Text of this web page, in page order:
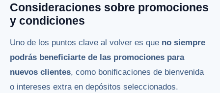
Consideraciones sobre promociones
y condiciones
Uno de los puntos clave al volver es que no siempre
podrás beneficiarte de las promociones para
nuevos clientes, como bonificaciones de bienvenida
o intereses extra en depósitos seleccionados.